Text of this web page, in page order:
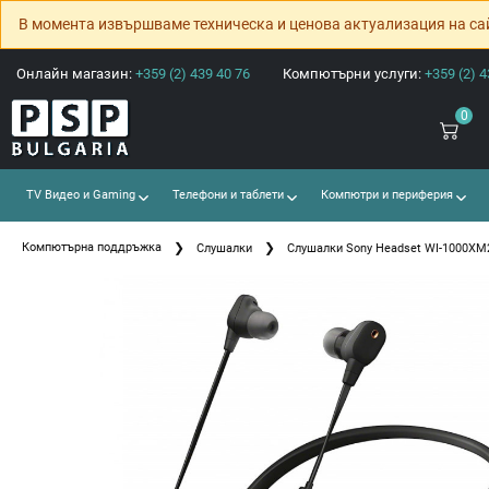
В момента извършваме техническа и ценова актуализация на
Онлайн магазин: +359 (2) 439 40 76 Компютърни услуги: +359 (2)
0
TV Видео и Gaming Телефони и таблети Компютри и периферия
Компютърна поддръжка Слушалки Слушалки Sony Headset WI-